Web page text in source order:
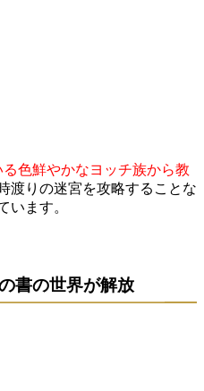
色鮮やかなヨッチ族から教
渡りの迷宮を攻略することな
います。
書の世界が解放